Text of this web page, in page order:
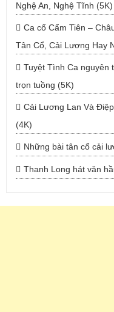
Nghệ An, Nghệ Tĩnh (5K)
Ca cổ Cẩm Tiên –
Tân Cổ, Cải Lương Hay
Tuyệt Tình Ca nguyên
trọn tuồng (5K)
Cải Lương Lan Và
(4K)
Những bài tân cổ cải
Thanh Long hát văn